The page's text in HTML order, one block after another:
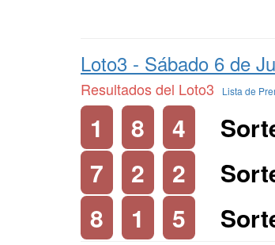
Loto3 - Sábado 6 de
Resultados del Loto3 Lista de
1 8 4
7
2 2
8
1 5